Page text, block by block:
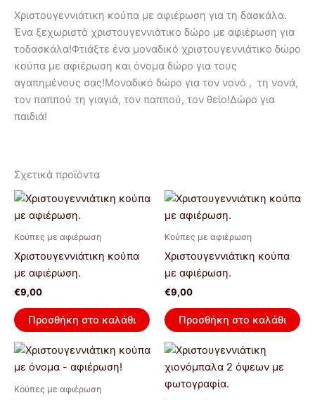
Χριστουγεννιάτικη κούπα με αφιέρωση για τη δασκάλα.
Ένα ξεχωριστό χριστουγεννιάτικο δώρο με αφιέρωση για
τοδασκάλα!Φτιάξτε ένα μοναδικό χριστουγεννιάτικο δώρο
κούπα με αφιέρωση και όνομα δώρο για τους
αγαπημένους σας!Μοναδικό δώρο για τον νονό , τη νονά,
τον παππού τη γιαγιά, τον παππού, τον θείο!Δώρο για
παιδιά!
Σχετικά προϊόντα
Κούπες με αφιέρωση
Χριστουγεννιάτικη κούπα
με αφιέρωση.
€9,00
Προσθήκη στο καλάθι
Κούπες με αφιέρωση
Χριστουγεννιάτικη κούπα
με αφιέρωση.
€9,00
Προσθήκη στο καλάθι
Κούπες με αφιέρωση